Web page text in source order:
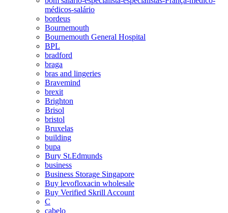
médicos-salário
bordeus
Bournemouth
Bournemouth General Hospital
BPL
bradford
braga
bras and lingeries
Bravemind
brexit
Brighton
Brisol
bristol
Bruxelas
building
bupa
Bury St.Edmunds
business
Business Storage Singapore
Buy levofloxacin wholesale
Buy Verified Skrill Account
C
cabelo